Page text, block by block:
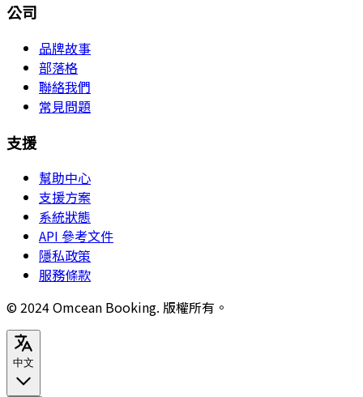
公司
品牌故事
部落格
聯絡我們
常見問題
支援
幫助中心
支援方案
系統狀態
API 參考文件
隱私政策
服務條款
© 2024 Omcean Booking. 版權所有。
中文